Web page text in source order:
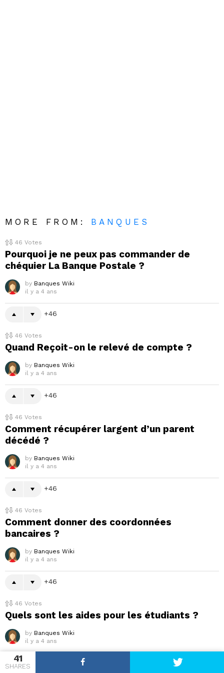
41
SHARES
MORE FROM: BANQUES
46 Votes
Pourquoi je ne peux pas commander de
chéquier La Banque Postale ?
by Banques Wiki
il y a 4 ans
46
46 Votes
Quand Reçoit-on le relevé de compte ?
by Banques Wiki
il y a 4 ans
46
46 Votes
Comment récupérer largent d’un parent
décédé ?
by Banques Wiki
il y a 4 ans
46
46 Votes
Comment donner des coordonnées
bancaires ?
by Banques Wiki
il y a 4 ans
46
46 Votes
Quels sont les aides pour les étudiants ?
by Banques Wiki
il y a 4 ans